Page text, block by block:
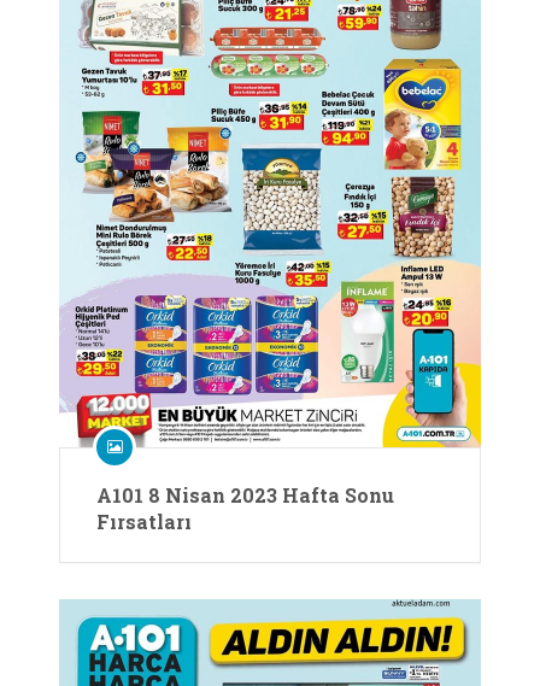
A101 8 Nisan 2023 Hafta Sonu
Fırsatları